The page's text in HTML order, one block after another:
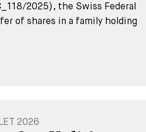
2025), the Swiss Federal
of shares in a family holding
2026